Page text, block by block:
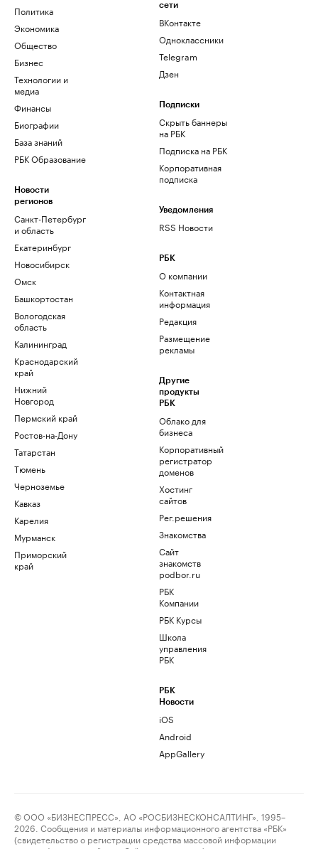
Политика
Экономика
Общество
Бизнес
Технологии и
медиа
Финансы
Биографии
База знаний
РБК Образование
Новости
регионов
Санкт-Петербург
и область
Екатеринбург
Новосибирск
Омск
Башкортостан
Вологодская
область
Калининград
Краснодарский
край
Нижний
Новгород
Пермский край
Ростов-на-Дону
Татарстан
Тюмень
Черноземье
Кавказ
Карелия
Мурманск
Приморский
край
сети
ВКонтакте
Одноклассники
Telegram
Дзен
Подписки
Скрыть баннеры
на РБК
Подписка на РБК
Корпоративная
подписка
Уведомления
RSS Новости
РБК
О компании
Контактная
информация
Редакция
Размещение
рекламы
Другие
продукты
РБК
Облако для
бизнеса
Корпоративный
регистратор
доменов
Хостинг
сайтов
Рег.решения
Знакомства
Сайт
знакомств
podbor.ru
РБК
Компании
РБК Курсы
Школа
управления
РБК
РБК
Новости
iOS
Android
AppGallery
© ООО «БИЗНЕСПРЕСС», АО «РОСБИЗНЕСКОНСАЛТИНГ», 1995–
2026. Сообщения и материалы информационного агентства «РБК»
(свидетельство о регистрации средства массовой информации